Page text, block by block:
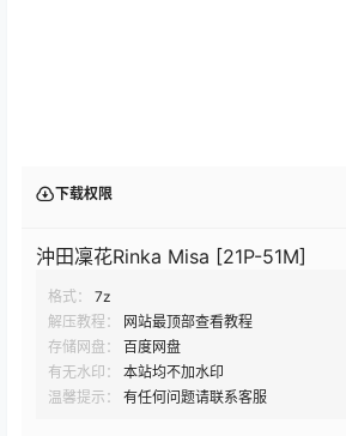
下载权限
沖田凜花Rinka Misa [21P-51M]
格式：
7z
解压教程：
网站最顶部查看教程
存储网盘：
百度网盘
有无水印：
本站均不加水印
温馨提示：
有任何问题请联系客服